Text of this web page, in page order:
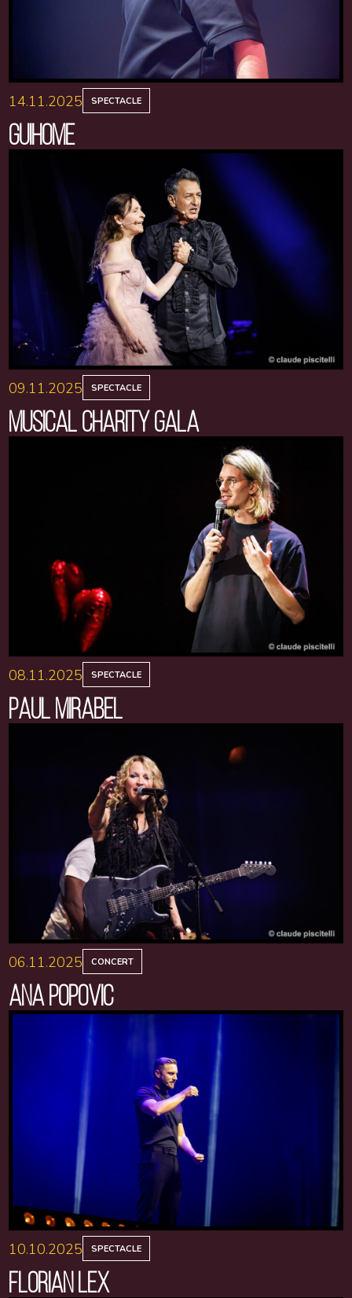
14.11.2025 SPECTACLE
GUIHOME
09.11.2025 SPECTACLE
MUSICAL CHARITY GALA
08.11.2025 SPECTACLE
PAUL MIRABEL
06.11.2025 CONCERT
ANA POPOVIC
10.10.2025 SPECTACLE
FLORIAN LEX